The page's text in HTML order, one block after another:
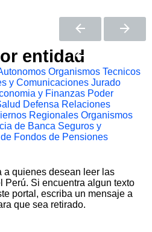
entidad
Organismos Tecnicos
y Comunicaciones Jurado
y Finanzas Poder
Defensa Relaciones
Regionales Organismos
de Banca Seguros y
Fondos de Pensiones
a quienes desean leer las
Perú. Si encuentra algun texto
portal, escriba un mensaje a
que sea retirado.